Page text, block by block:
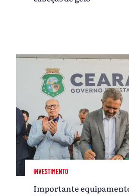
INVESTIMENTO
Importante